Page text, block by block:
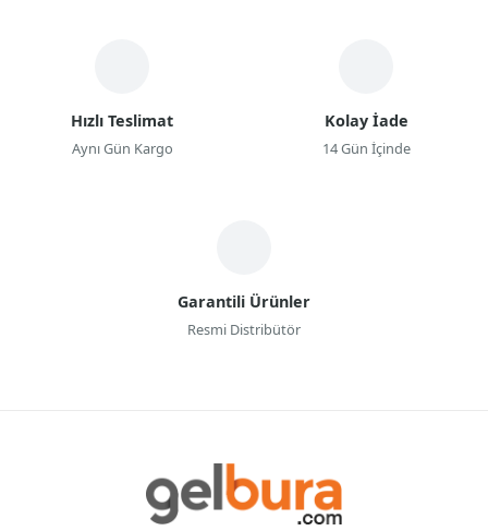
Hızlı Teslimat
Aynı Gün Kargo
Kolay İade
14 Gün İçinde
Garantili Ürünler
Resmi Distribütör